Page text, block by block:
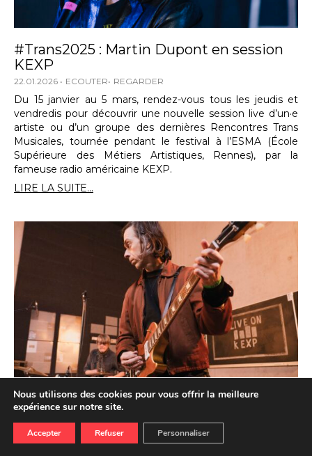
#Trans2025 : Martin Dupont en session
KEXP
22.01.2026 ECOUTER REGARDER
Du 15 janvier au 5 mars, rendez-vous tous les jeudis et
vendredis pour découvrir une nouvelle session live d’un·e
artiste ou d’un groupe des dernières Rencontres Trans
Musicales, tournée pendant le festival à l’ESMA (École
Supérieure des Métiers Artistiques, Rennes), par la
fameuse radio américaine KEXP.
LIRE LA SUITE...
#Trans2025 : Little Barrie & Malcolm
Catto en session KEXP
16.01.2026 ECOUTER REGARDER
Nous utilisons des cookies pour vous offrir la meilleure
expérience sur notre site.
Accepter Refuser Personnaliser